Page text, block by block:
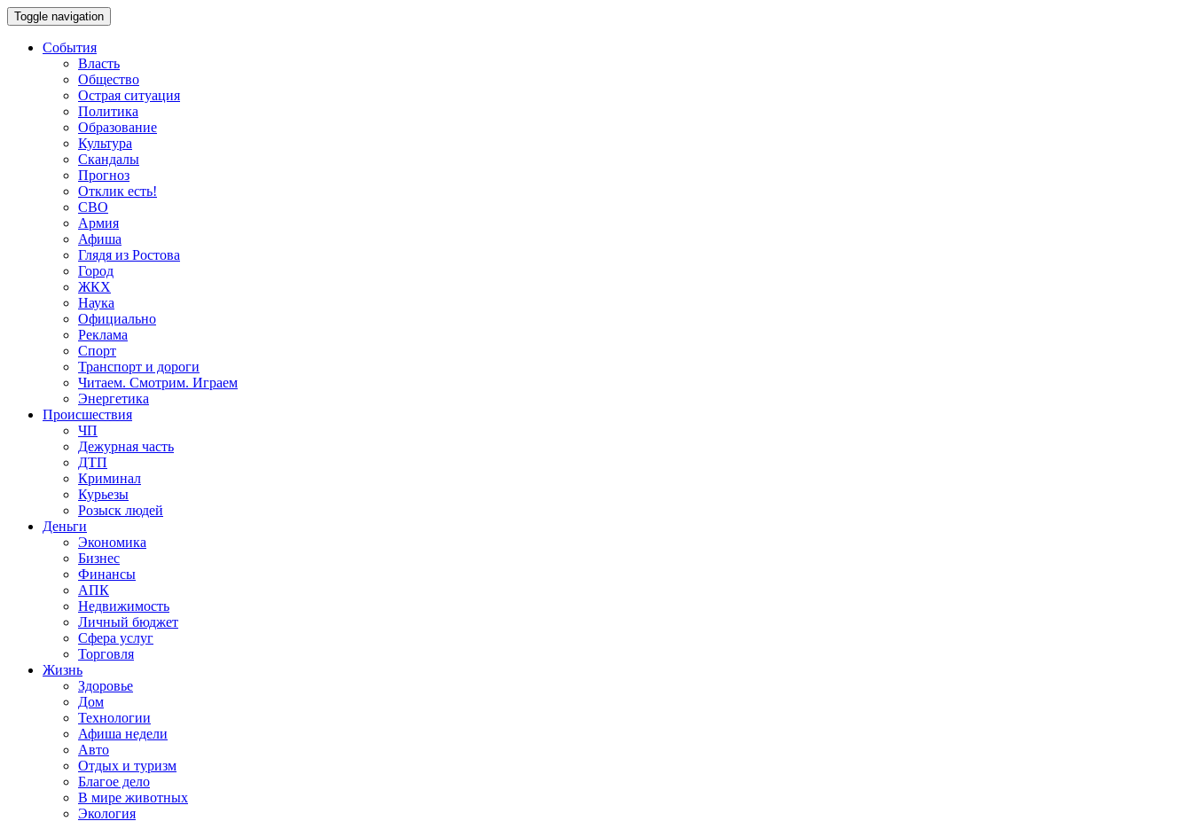
Toggle navigation
События
Власть
Общество
Острая ситуация
Политика
Образование
Культура
Скандалы
Прогноз
Отклик есть!
СВО
Армия
Афиша
Глядя из Ростова
Город
ЖКХ
Наука
Официально
Реклама
Спорт
Транспорт и дороги
Читаем. Смотрим. Играем
Энергетика
Происшествия
ЧП
Дежурная часть
ДТП
Криминал
Курьезы
Розыск людей
Деньги
Экономика
Бизнес
Финансы
АПК
Недвижимость
Личный бюджет
Сфера услуг
Торговля
Жизнь
Здоровье
Дом
Технологии
Афиша недели
Авто
Отдых и туризм
Благое дело
В мире животных
Экология